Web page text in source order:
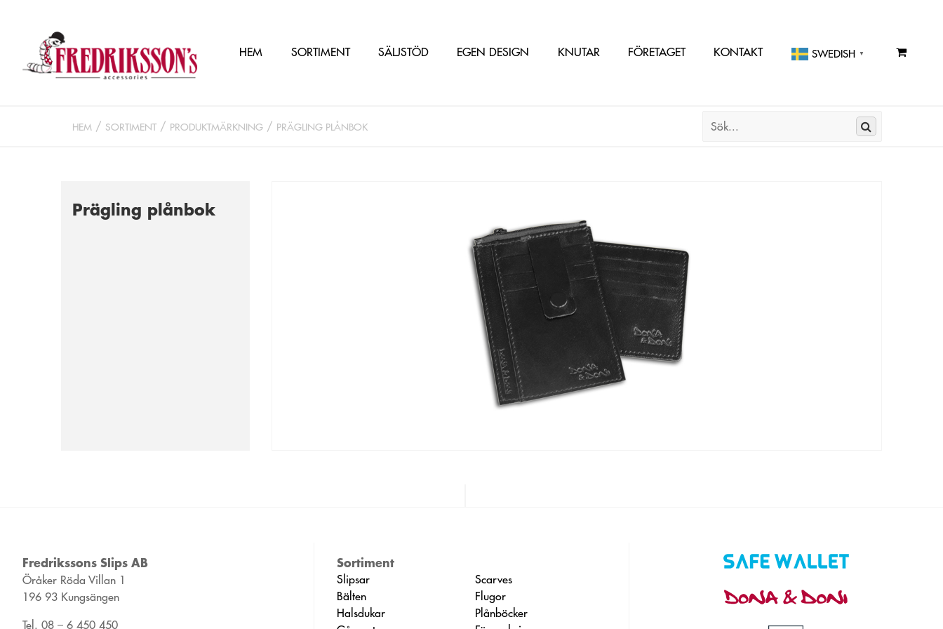
HEM SORTIMENT SÄLJSTÖD EGEN DESIGN KNUTAR FÖRETAGET KONTAKT SWEDISH ▼
HEM SORTIMENT PRODUKTMÄRKNING PRÄGLING PLÅNBOK
Prägling plånbok
Fredrikssons Slips AB
Öråker Röda Villan 1
196 93 Kungsängen
Tel. 08 – 6 450 450
Sortiment
Slipsar
Scarves
Bälten
Flugor
Halsdukar
Plånböcker